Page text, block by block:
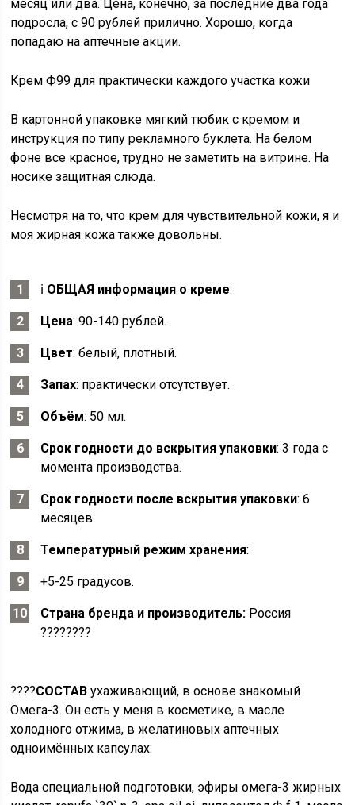
месяц или два. Цена, конечно, за последние два года
подросла, с 90 рублей прилично. Хорошо, когда
попадаю на аптечные акции.
Крем Ф99 для практически каждого участка кожи
В картонной упаковке мягкий тюбик с кремом и
инструкция по типу рекламного буклета. На белом
фоне все красное, трудно не заметить на витрине. На
носике защитная слюда.
Несмотря на то, что крем для чувствительной кожи, я и
моя жирная кожа также довольны.
ℹ️ ОБЩАЯ информация о креме:
Цена: 90-140 рублей.
Цвет: белый, плотный.
Запах: практически отсутствует.
Объём: 50 мл.
Срок годности до вскрытия упаковки: 3 года с
момента производства.
Срок годности после вскрытия упаковки: 6
месяцев
Температурный режим хранения:
+5-25 градусов.
Страна бренда и производитель: Россия
????????
????СОСТАВ ухаживающий, в основе знакомый
Омега-3. Он есть у меня в косметике, в масле
холодного отжима, в желатиновых аптечных
одноимённых капсулах:
Вода специальной подготовки, эфиры омега-3 жирных